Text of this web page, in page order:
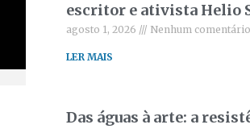
escritor e ativista Helio
agosto 1, 2026 Nenhum comentário
LER MAIS
Das águas à arte: a